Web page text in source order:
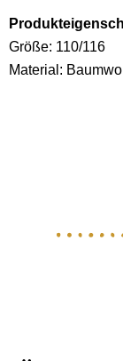
Größe: 110/116
Material: